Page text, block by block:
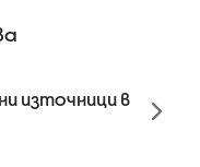
източници в